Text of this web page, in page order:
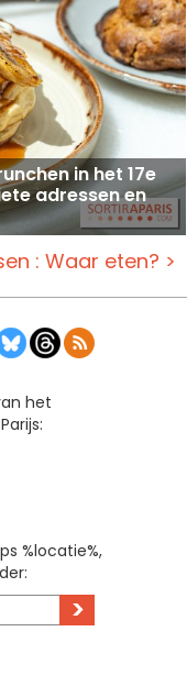
in het 17e
adressen en
: Waar eten? >
het
%locatie%,
>